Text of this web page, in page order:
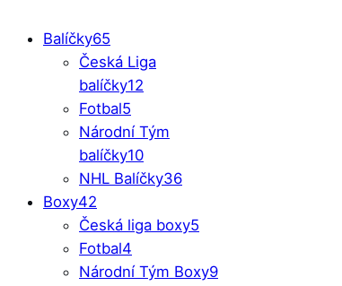
Balíčky65
Česká Liga
balíčky12
Fotbal5
Národní Tým
balíčky10
NHL Balíčky36
Boxy42
Česká liga boxy5
Fotbal4
Národní Tým Boxy9